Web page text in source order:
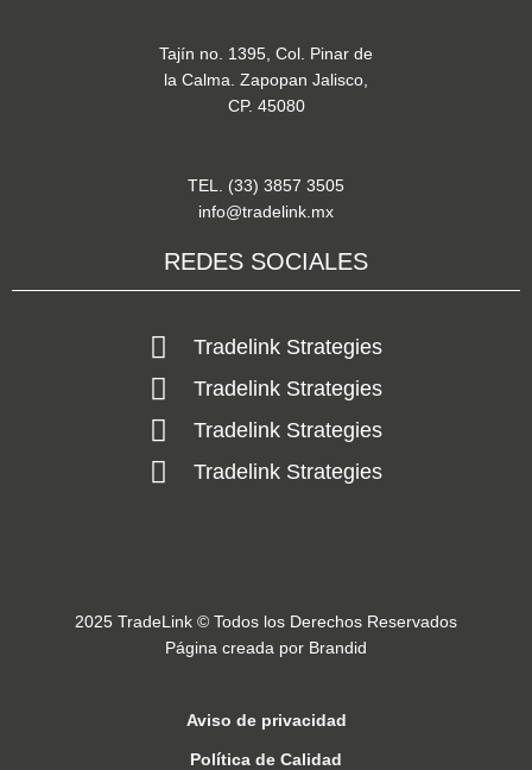
Tajín no. 1395, Col. Pinar de
la Calma. Zapopan Jalisco,
CP. 45080
TEL. (33) 3857 3505
info@tradelink.mx
REDES SOCIALES
Tradelink Strategies
Tradelink Strategies
Tradelink Strategies
Tradelink Strategies
2025 TradeLink © Todos los Derechos Reservados
Página creada por Brandid
Aviso de privacidad
Política de Calidad